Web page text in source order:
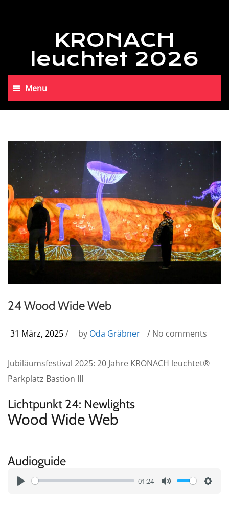
KRONACH
leuchtet 2026
Menu
24 Wood Wide Web
31 März, 2025/ by Oda Gräbner / No comments
Jubiläumsfestival 2025: 20 Jahre KRONACH leuchtet®
Parkplatz Bastion III
Lichtpunkt 24: Newlights
Wood Wide Web
Audioguide
01:24